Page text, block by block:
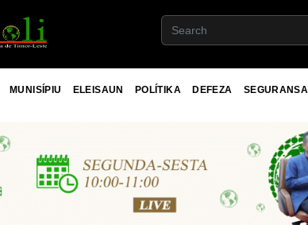
MUNISÍPIU ELEISAUN POLÍTIKA DEFEZA SEGURANSA